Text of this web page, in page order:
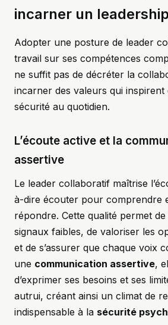
incarner un
Adopter une posture de leader
travail sur ses compétences
ne suffit pas de décréter la
incarner des valeurs qui
sécurité au quotidien.
L’écoute active et la
assertive
Le leader collaboratif maîtrise
à-dire écouter pour comprendre
répondre. Cette qualité permet
signaux faibles, de valoriser les
et de s’assurer que chaque voix
une communication assertive,
d’exprimer ses besoins et ses
autrui, créant ainsi un climat de
indispensable à la sécurité